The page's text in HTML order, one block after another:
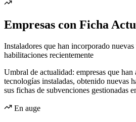
Empresas con Ficha
Instaladores que han incorporado
habilitaciones recientemente
Umbral de actualidad: empresas que han
tecnologías instaladas, obtenido nuevas
sus fichas de subvenciones gestionadas
En auge